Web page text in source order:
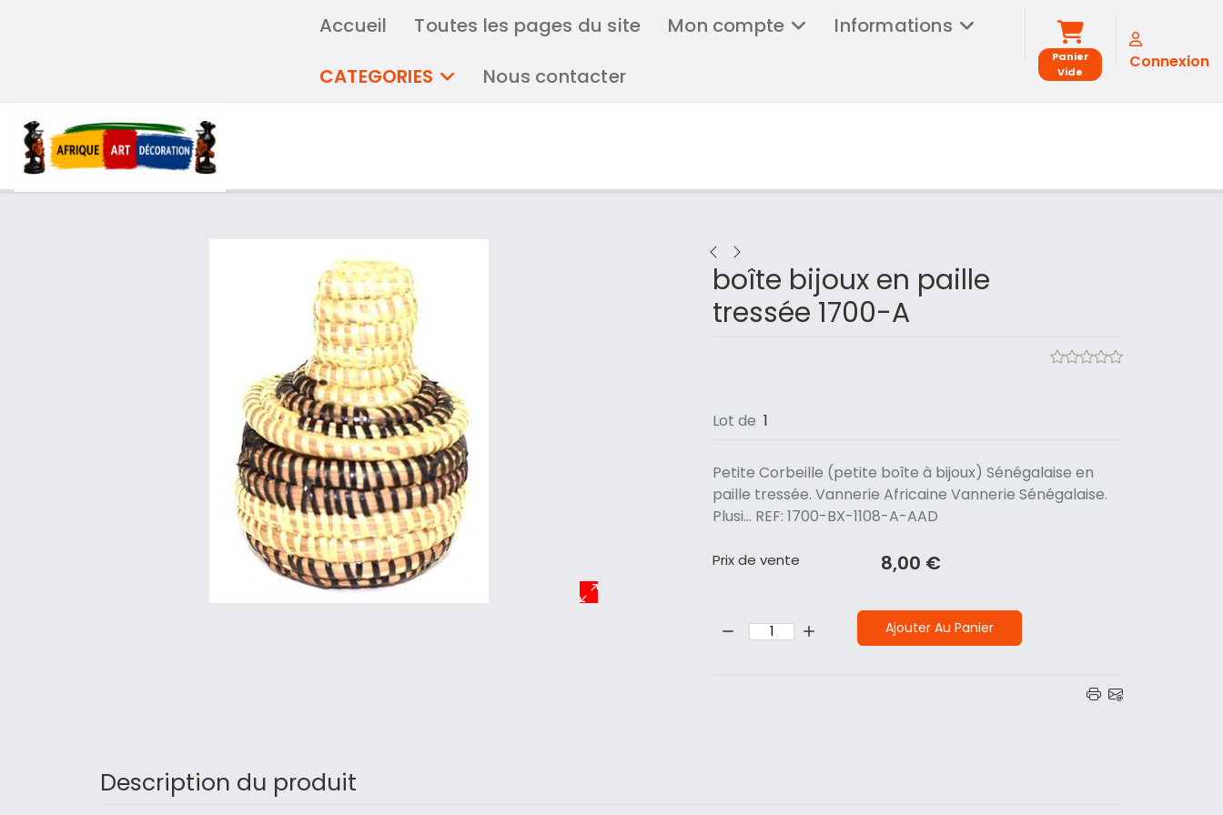
Accueil Toutes les pages du site Mon compte
Informations
CATEGORIES
Nous contacter
Panier
Vide
Connexion
boîte bijoux en paille
tressée 1700-A
Lot de 1
Petite Corbeille (petite boîte à bijoux) Sénégalaise en
paille tressée. Vannerie Africaine Vannerie Sénégalaise.
Plusi... REF: 1700-BX-1108-A-AAD
Prix ​​de vente 8,00 €
Quantité: Ajouter Au Panier
Description du produit